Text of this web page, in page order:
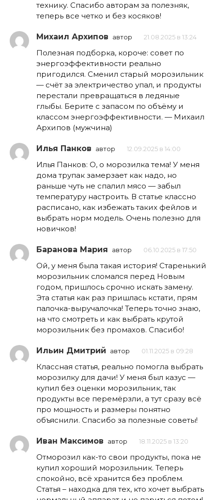
технику. Спасибо авторам за полезняк,
теперь все четко и без косяков!
Михаил Архипов автор 21.08.2025 в 13:24
Полезная подборка, короче: совет по
энергоэффективности реально
пригодился. Сменил старый морозильник
— счёт за электричество упал, и продукты
перестали превращаться в ледяные
глыбы. Берите с запасом по объёму и
классом энергоэффективности. — Михаил
Архипов (мужчина)
Илья Панков автор 12.09.2025 в 14:00
Илья Панков: О, о морозилка тема! У меня
дома трупак замерзает как надо, но
раньше чуть не спалил мясо — забыл
температуру настроить. В статье классно
расписано, как избежать таких фейлов и
выбрать норм модель. Очень полезно для
новичков!
Баранова Мария автор 06.10.2025 в 17:50
Ой, у меня была такая история! Старенький
морозильник сломался перед Новым
годом, пришлось срочно искать замену.
Эта статья как раз пришлась кстати, прям
палочка-выручалочка! Теперь точно знаю,
на что смотреть и как выбрать крутой
морозильник без промахов. Спасибо!
Ильин Дмитрий автор 01.11.2025 в 09:28
Классная статья, реально помогла выбрать
морозилку для дачи! У меня был казус —
купил без оценки морозильник, так
продукты все перемёрзли, а тут сразу всё
про мощность и размеры понятно
объяснили. Спасибо за полезные советы!
Иван Максимов автор 18.11.2025 в 13:20
Отморозил как-то свои продукты, пока не
купил хороший морозильник. Теперь
спокойно, всё хранится без проблем.
Статья – находка для тех, кто хочет выбрать